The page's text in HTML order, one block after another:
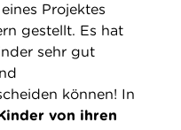
Projektes
gestellt. Es hat
sehr gut
können! In
von ihren